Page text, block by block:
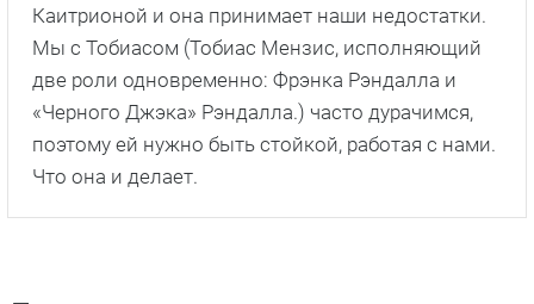
схожим характером. Они словно родственные
души, в их прошлом есть было много трудностей,
и они оба стремятся к чему-то новому. Она
женщина своей эпохи, из 40-х годов XX века,
поэтому у нее определенное мировоззрение.
Джейми – определенно человек 1700-х,